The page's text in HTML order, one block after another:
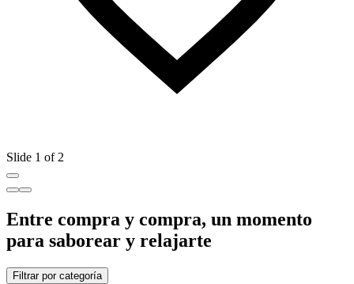
Slide 1 of 2
Entre compra y compra, un momento
para saborear y relajarte
Filtrar por categoría